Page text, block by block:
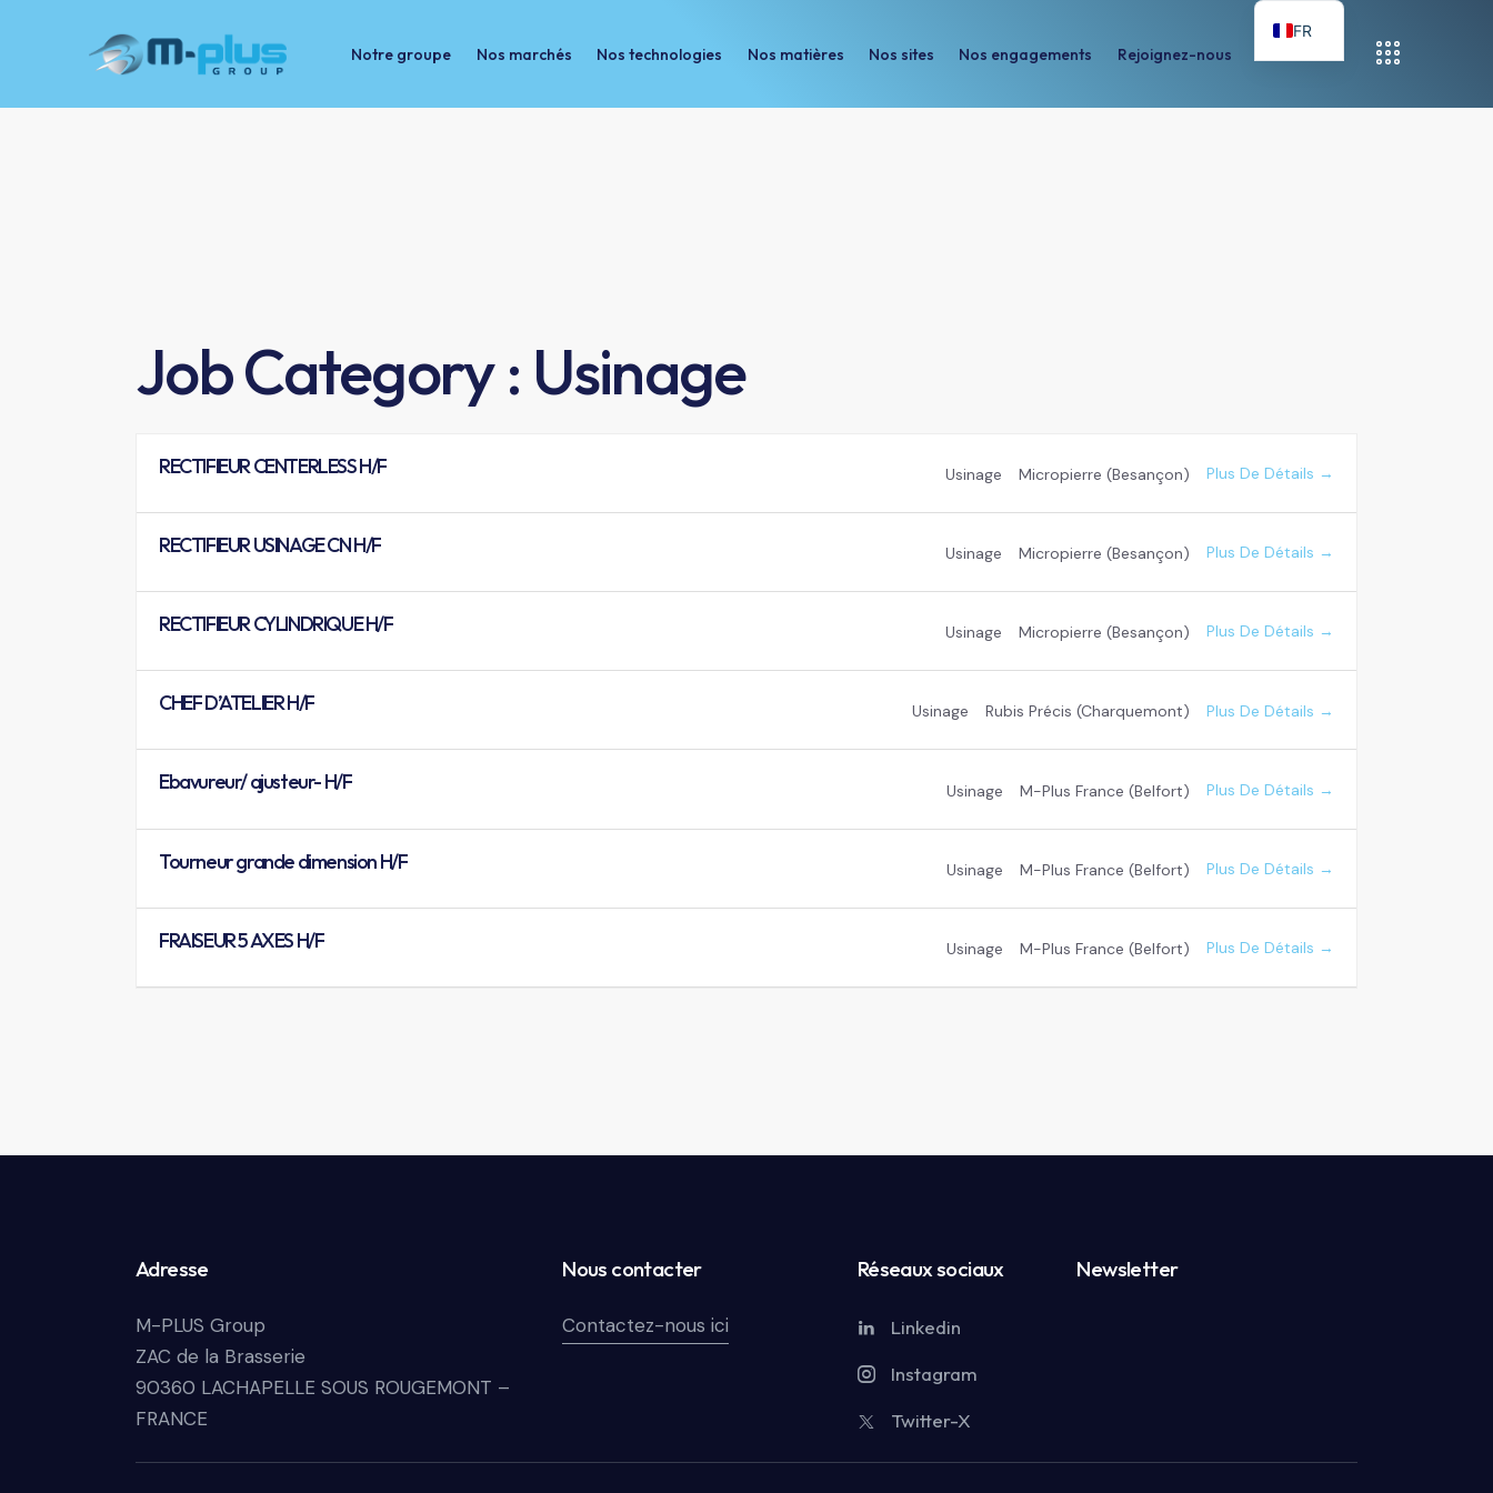
Notre groupe Nos marchés Nos technologies Nos matières Nos sites Nos engagements Rejoignez-nous
Job Category : Usinage
RECTIFIEUR CENTERLESS H/F Usinage Micropierre (Besançon) Plus De Détails
RECTIFIEUR USINAGE CN H/F Usinage Micropierre (Besançon) Plus De Détails
RECTIFIEUR CYLINDRIQUE H/F Usinage Micropierre (Besançon) Plus De Détails
CHEF D’ATELIER H/F Usinage Rubis Précis (Charquemont) Plus De Détails
Ebavureur/ ajusteur- H/F Usinage M-Plus France (Belfort) Plus De Détails
Tourneur grande dimension H/F Usinage M-Plus France (Belfort) Plus De Détails
FRAISEUR 5 AXES H/F Usinage M-Plus France (Belfort) Plus De Détails
Adresse
M-PLUS Group
ZAC de la Brasserie
90360 LACHAPELLE SOUS ROUGEMONT –
FRANCE
Nous contacter
Contactez-nous ici
Réseaux sociaux
Linkedin
Instagram
Twitter-X
Newsletter
FR